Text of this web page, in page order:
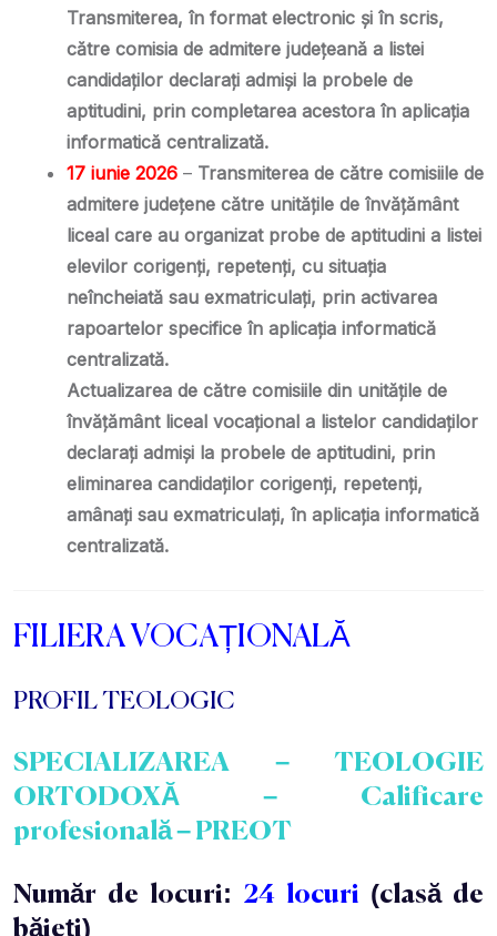
Transmiterea, în format electronic şi în scris,
către comisia de admitere judeţeană a listei
candidaţilor declaraţi admişi la probele de
aptitudini, prin completarea acestora în aplicația
informatică centralizată.
17 iunie 2026 – Transmiterea de către comisiile de
admitere judeţene către unităţile de învăţământ
liceal care au organizat probe de aptitudini a listei
elevilor corigenţi, repetenţi, cu situaţia
neîncheiată sau exmatriculaţi, prin activarea
rapoartelor specifice în aplicația informatică
centralizată.
Actualizarea de către comisiile din unitățile de
învățământ liceal vocațional a listelor candidaţilor
declaraţi admişi la probele de aptitudini, prin
eliminarea candidaţilor corigenţi, repetenţi,
amânaţi sau exmatriculaţi, în aplicația informatică
centralizată.
FILIERA VOCAȚIONALĂ
PROFIL TEOLOGIC
SPECIALIZAREA – TEOLOGIE
ORTODOXĂ – Calificare
profesională – PREOT
Număr de locuri: 24 locuri (clasă de
băieți)